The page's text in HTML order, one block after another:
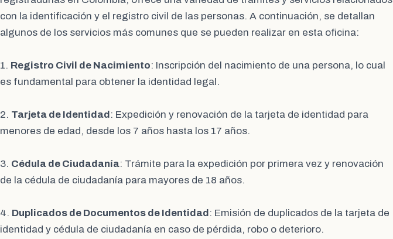
con la identificación y el registro civil de las personas. A continuación, se detallan
algunos de los servicios más comunes que se pueden realizar en esta oficina:
1. Registro Civil de Nacimiento: Inscripción del nacimiento de una persona, lo cual
es fundamental para obtener la identidad legal.
2. Tarjeta de Identidad : Expedición y renovación de la tarjeta de identidad para
menores de edad, desde los 7 años hasta los 17 años.
3. Cédula de Ciudadanía: Trámite para la expedición por primera vez y renovación
de la cédula de ciudadanía para mayores de 18 años.
4. Duplicados de Documentos de Identidad : Emisión de duplicados de la tarjeta de
identidad y cédula de ciudadanía en caso de pérdida, robo o deterioro.